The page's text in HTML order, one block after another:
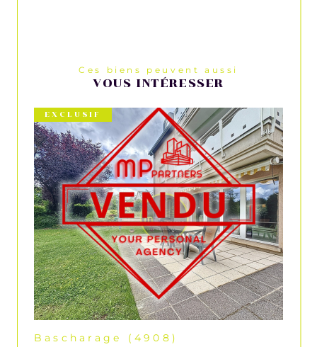
Ces biens peuvent aussi
VOUS INTÉRESSER
EXCLUSIF
Bascharage (4908)